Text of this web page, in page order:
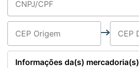
Informações da(s) mercadoria(s)